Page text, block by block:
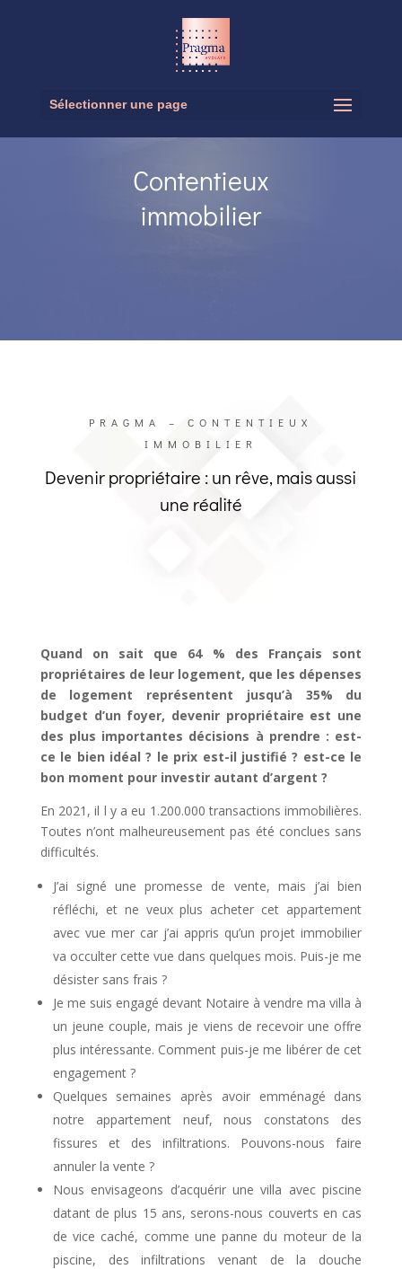
Sélectionner une page
Contentieux
immobilier
PRAGMA – CONTENTIEUX
IMMOBILIER
Devenir propriétaire : un rêve, mais aussi
une réalité
Quand on sait que 64 % des Français sont
propriétaires de leur logement, que les dépenses
de logement représentent jusqu’à 35% du
budget d’un foyer, devenir propriétaire est une
des plus importantes décisions à prendre : est-
ce le bien idéal ? le prix est-il justifié ? est-ce le
bon moment pour investir autant d’argent ?
En 2021, il l y a eu 1.200.000 transactions immobilières.
Toutes n’ont malheureusement pas été conclues sans
difficultés.
J’ai signé une promesse de vente, mais j’ai bien
réfléchi, et ne veux plus acheter cet appartement
avec vue mer car j’ai appris qu’un projet immobilier
va occulter cette vue dans quelques mois. Puis-je me
désister sans frais ?
Je me suis engagé devant Notaire à vendre ma villa à
un jeune couple, mais je viens de recevoir une offre
plus intéressante. Comment puis-je me libérer de cet
engagement ?
Quelques semaines après avoir emménagé dans
notre appartement neuf, nous constatons des
fissures et des infiltrations. Pouvons-nous faire
annuler la vente ?
Nous envisageons d’acquérir une villa avec piscine
datant de plus 15 ans, serons-nous couverts en cas
de vice caché, comme une panne du moteur de la
piscine, des infiltrations venant de la douche